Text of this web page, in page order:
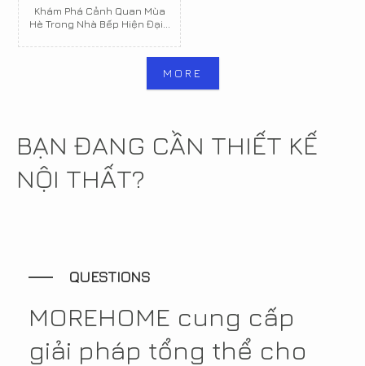
Khám Phá Cảnh Quan Mùa
Hè Trong Nhà Bếp Hiện Đại...
MORE
BẠN ĐANG CẦN THIẾT KẾ
NỘI THẤT?
QUESTIONS
MOREHOME cung cấp
giải pháp tổng thể cho